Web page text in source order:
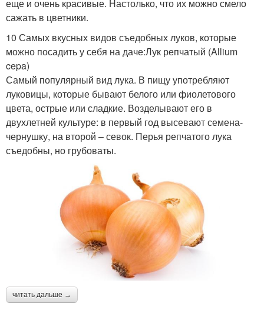
еще и очень красивые. Настолько, что их можно смело
сажать в цветники.
10 Самых вкусных видов съедобных луков, которые
можно посадить у себя на даче:Лук репчатый (Allium
cepa)
Самый популярный вид лука. В пищу употребляют
луковицы, которые бывают белого или фиолетового
цвета, острые или сладкие. Возделывают его в
двухлетней культуре: в первый год высевают семена-
чернушку, на второй – севок. Перья репчатого лука
съедобны, но грубоваты.
читать дальше →